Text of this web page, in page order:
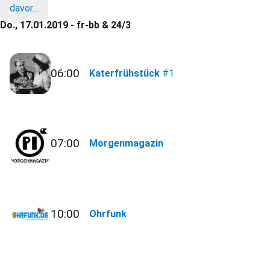
davor…
Do., 17.01.2019 - fr-bb & 24/3
06:00 Katerfrühstück #1
07:00 Morgenmagazin
10:00 Ohrfunk